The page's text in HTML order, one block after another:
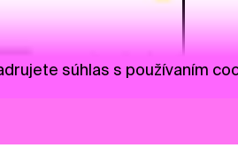
súhlas s používaním